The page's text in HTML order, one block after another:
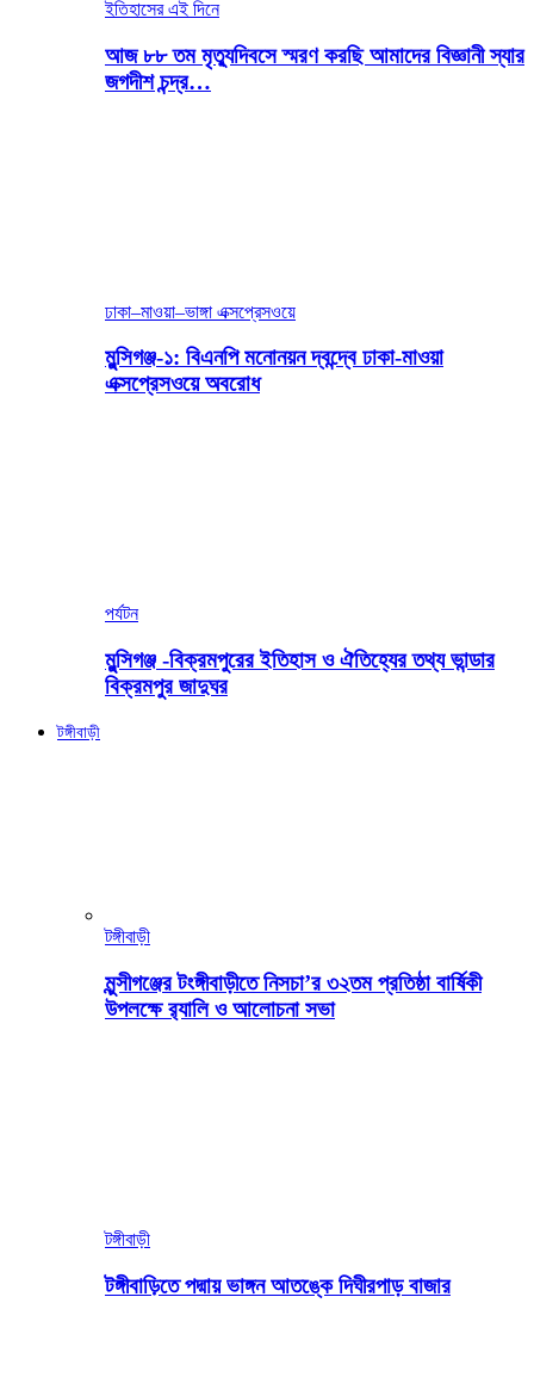
ইতিহাসের এই দিনে
আজ ৮৮ তম মৃত্যুদিবসে স্মরণ করছি আমাদের বিজ্ঞানী স্যার
জগদীশ চন্দ্র…
ঢাকা–মাওয়া–ভাঙ্গা এক্সপ্রেসওয়ে
মুন্সিগঞ্জ-১: বিএনপি মনোনয়ন দ্বন্দ্বে ঢাকা-মাওয়া
এক্সপ্রেসওয়ে অবরোধ
পর্যটন
মুন্সিগঞ্জ -বিক্রমপুরের ইতিহাস ও ঐতিহ্যের তথ্য ভান্ডার
বিক্রমপুর জাদুঘর
টঙ্গীবাড়ী
টঙ্গীবাড়ী
মুন্সীগঞ্জের টংঙ্গীবাড়ীতে নিসচা’র ৩২তম প্রতিষ্ঠা বার্ষিকী
উপলক্ষে র‍্যালি ও আলোচনা সভা
টঙ্গীবাড়ী
টঙ্গীবাড়িতে পদ্মায় ভাঙ্গন আতঙ্কে দিঘীরপাড় বাজার